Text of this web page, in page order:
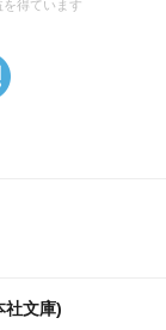
得ています
社文庫)